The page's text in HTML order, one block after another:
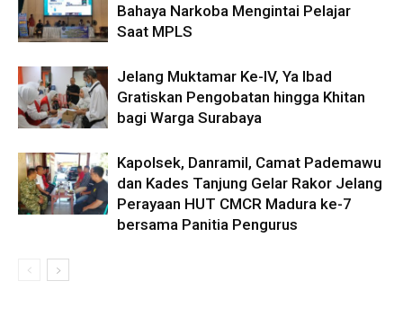
Bahaya Narkoba Mengintai Pelajar
Saat MPLS
Jelang Muktamar Ke-IV, Ya Ibad
Gratiskan Pengobatan hingga Khitan
bagi Warga Surabaya
Kapolsek, Danramil, Camat Pademawu
dan Kades Tanjung Gelar Rakor Jelang
Perayaan HUT CMCR Madura ke-7
bersama Panitia Pengurus